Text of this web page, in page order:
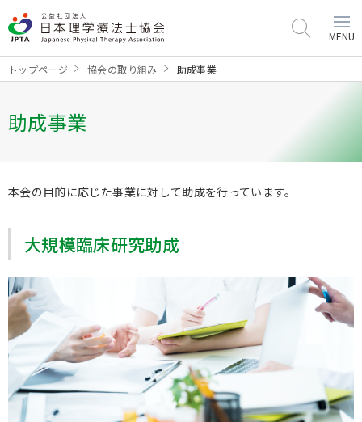
MENU
トップページ 協会の取り組み 助成事業
助成事業
本会の目的に応じた事業に対して助成を行っています。
大規模臨床研究助成